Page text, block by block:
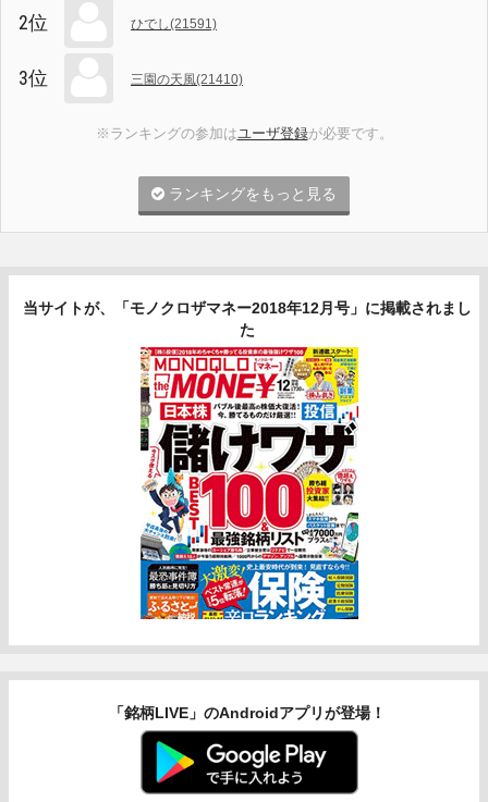
2位 ひでし(21591)
3位 三園の天風(21410)
※ランキングの参加はユーザ登録が必要です。
ランキングをもっと見る
当サイトが、「モノクロザマネー2018年12月号」に掲載されまし
た
「銘柄LIVE」のAndroidアプリが登場！